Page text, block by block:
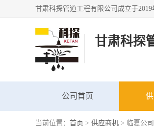
甘肃科探
公司首页
当前位置： 首页 > 供应商机 > 临夏公